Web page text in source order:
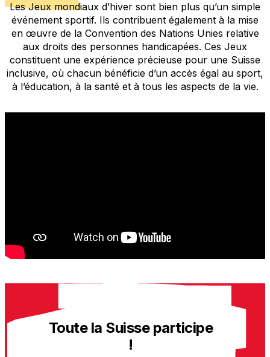
Les Jeux mondiaux d’hiver sont bien plus qu’un simple
événement sportif. Ils contribuent également à la mise
en œuvre de la Convention des Nations Unies relative
aux droits des personnes handicapées. Ces Jeux
constituent une expérience précieuse pour une Suisse
inclusive, où chacun bénéficie d’un accès égal au sport,
à l’éducation, à la santé et à tous les aspects de la vie.
Toute la Suisse participe
!